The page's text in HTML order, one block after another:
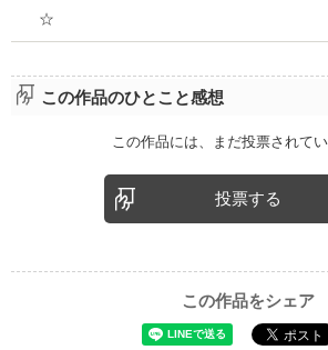
☆
この作品のひとこと感想
この作品には、まだ投票されてい
投票する
この作品をシェア